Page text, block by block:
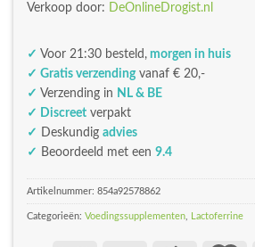
Verkoop door: DeOnlineDrogist.nl
✓ Voor 21:30 besteld, morgen in huis
✓ Gratis verzendingvanaf € 20,-
✓ Verzending in NL & BE
✓ Discreet verpakt
✓
Deskundig advies
✓ Beoordeeld met een 9.4
Artikelnummer: 854a92578862
Categorieën: Voedingssupplementen Lactoferrine